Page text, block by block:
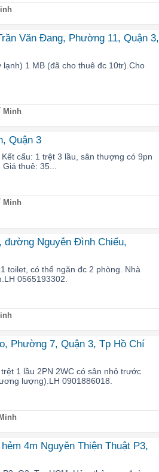
Văn Đang, Phường 11, Quận 3,
1 MB (đã cho thuê đc 10tr).Cho
Minh
Quận 3
cấu: 1 trệt 3 lầu, sân thượng có 9pn
thuê: 35...
Minh
đường Nguyễn Đình Chiểu,
toilet, có thể ngăn đc 2 phòng. Nhà
0565193302.
Phường 7, Quận 3, Tp Hồ Chí
1 lầu 2PN 2WC có sân nhỏ trước
lượng).LH 0901886018.
4m Nguyễn Thiện Thuật P3,